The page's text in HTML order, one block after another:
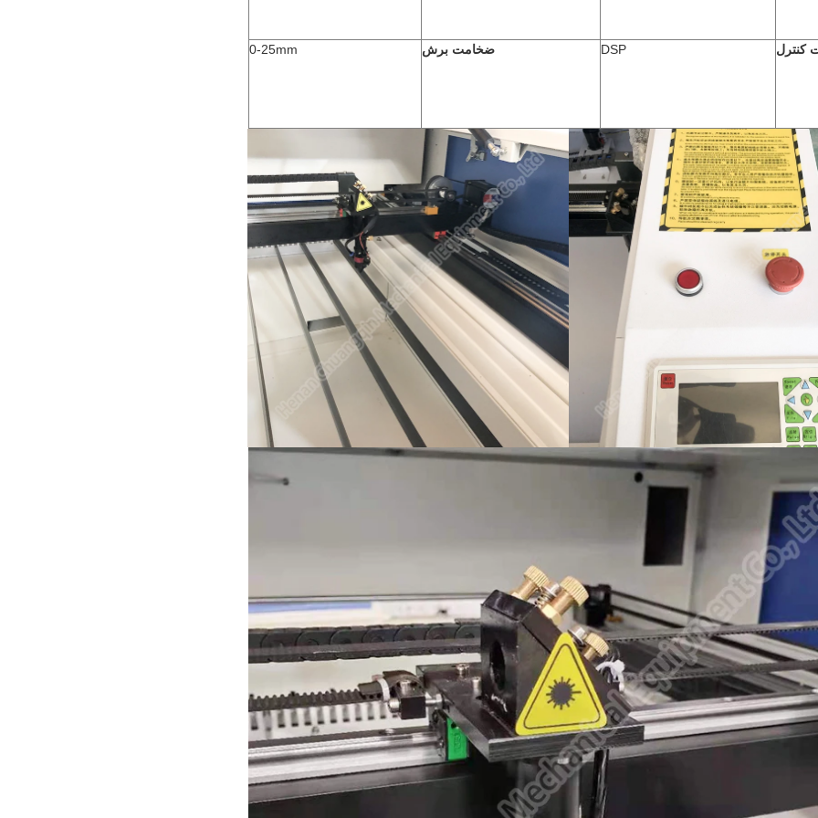
کنترل DSP ضخامت برش 0-25mm